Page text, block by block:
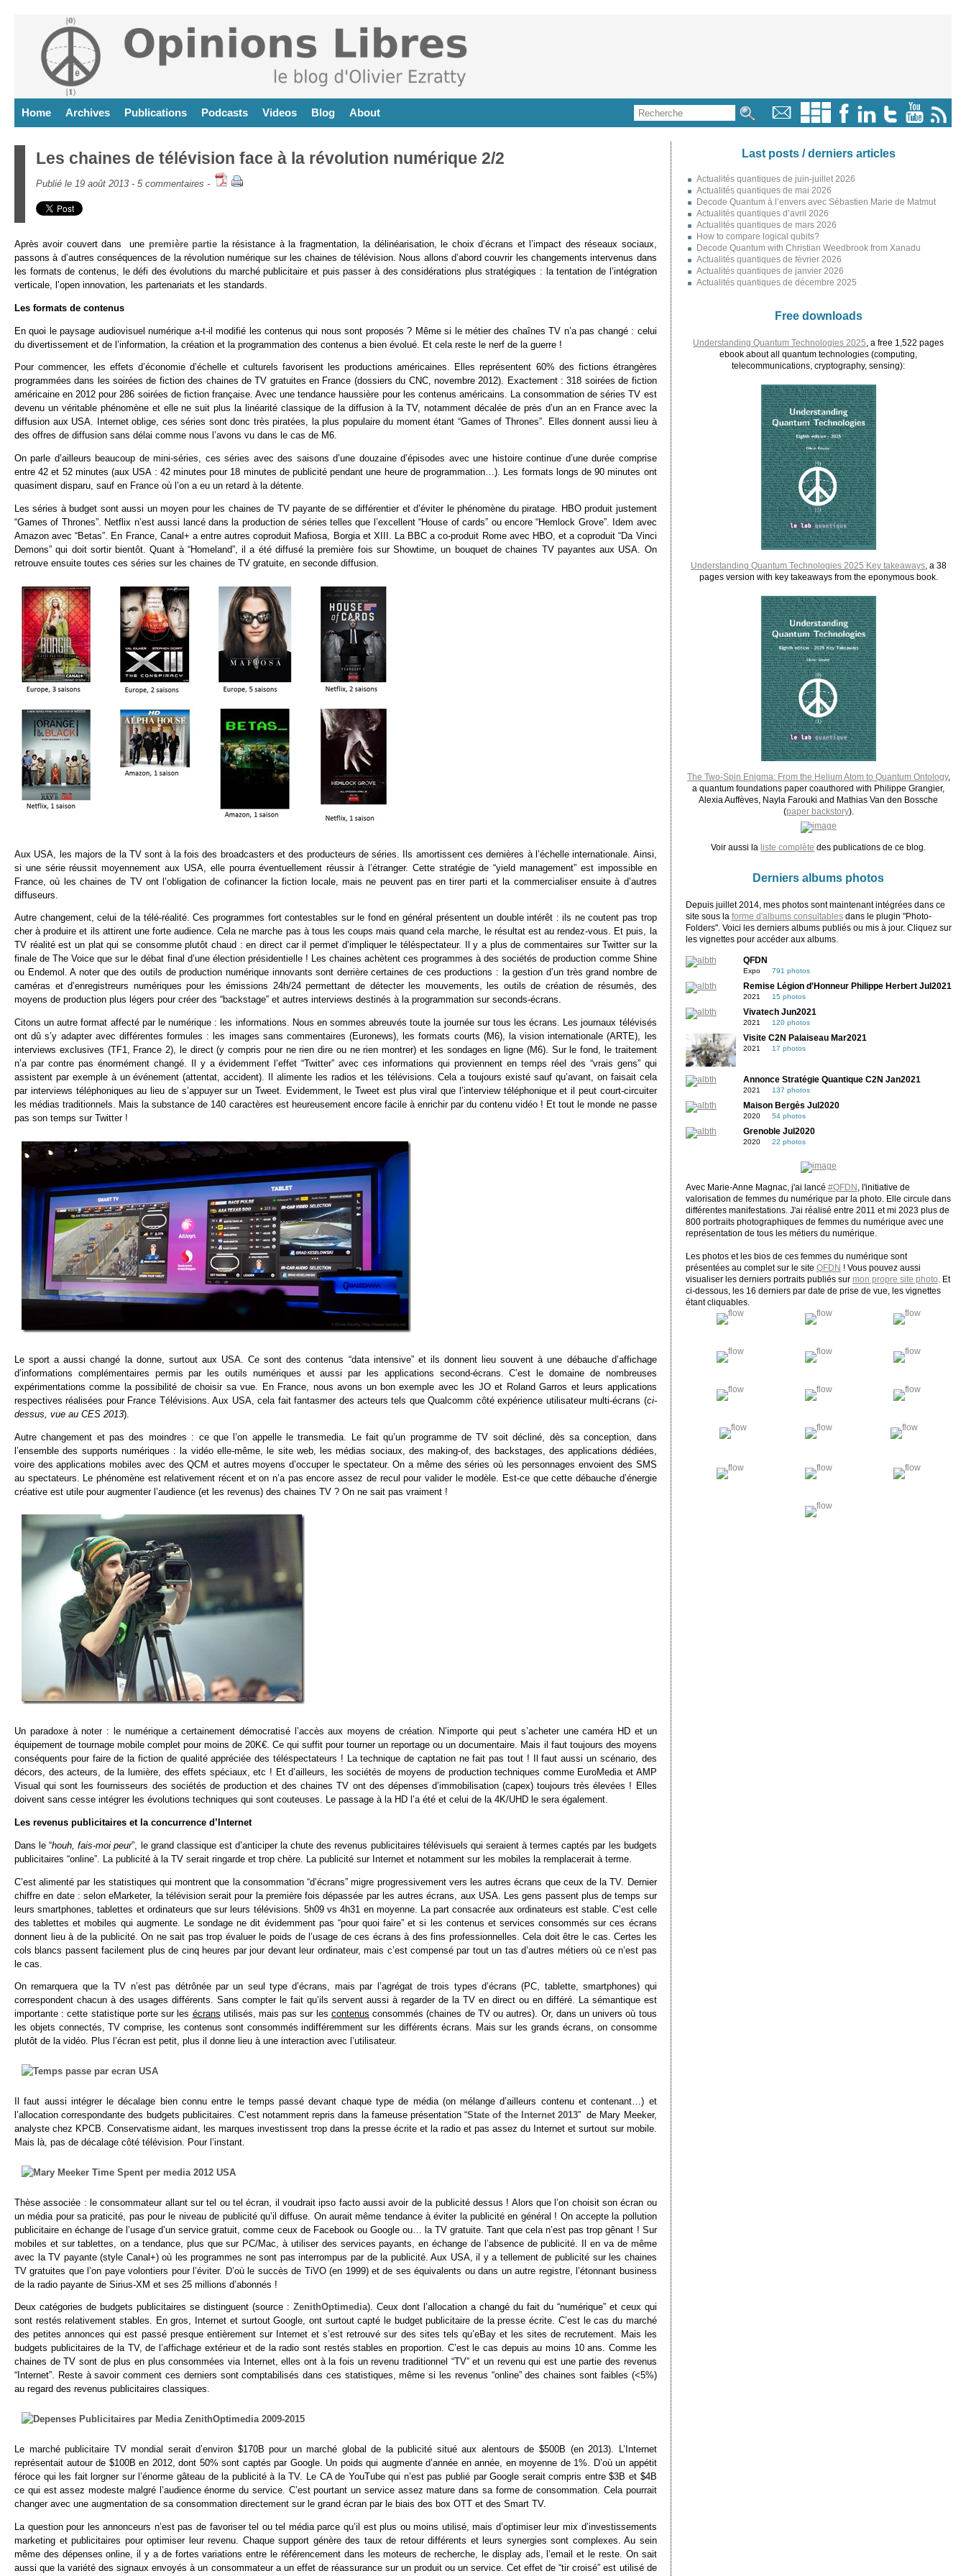
Home Archives Publications Podcasts Videos Blog About
Les chaines de télévision face à la révolution numérique 2/2
Publié le 19 août 2013 - 5 commentaires -
Après avoir couvert dans une première partie la résistance à la fragmentation, la délinéarisation, le choix d’écrans et l’impact des réseaux sociaux,
passons à d’autres conséquences de la révolution numérique sur les chaines de télévision. Nous allons d’abord couvrir les changements intervenus dans
les formats de contenus, le défi des évolutions du marché publicitaire et puis passer à des considérations plus stratégiques : la tentation de l’intégration
verticale, l’open innovation, les partenariats et les standards.
Les formats de contenus
En quoi le paysage audiovisuel numérique a-t-il modifié les contenus qui nous sont proposés ? Même si le métier des chaînes TV n’a pas changé : celui
du divertissement et de l’information, la création et la programmation des contenus a bien évolué. Et cela reste le nerf de la guerre !
Pour commencer, les effets d’économie d’échelle et culturels favorisent les productions américaines. Elles représentent 60% des fictions étrangères
programmées dans les soirées de fiction des chaines de TV gratuites en France (dossiers du CNC, novembre 2012). Exactement : 318 soirées de fiction
américaine en 2012 pour 286 soirées de fiction française. Avec une tendance haussière pour les contenus américains. La consommation de séries TV est
devenu un véritable phénomène et elle ne suit plus la linéarité classique de la diffusion à la TV, notamment décalée de près d’un an en France avec la
diffusion aux USA. Internet oblige, ces séries sont donc très piratées, la plus populaire du moment étant “Games of Thrones”. Elles donnent aussi lieu à
des offres de diffusion sans délai comme nous l’avons vu dans le cas de M6.
On parle d’ailleurs beaucoup de mini-séries, ces séries avec des saisons d’une douzaine d’épisodes avec une histoire continue d’une durée comprise
entre 42 et 52 minutes (aux USA : 42 minutes pour 18 minutes de publicité pendant une heure de programmation…). Les formats longs de 90 minutes ont
quasiment disparu, sauf en France où l’on a eu un retard à la détente.
Les séries à budget sont aussi un moyen pour les chaines de TV payante de se différentier et d’éviter le phénomène du piratage. HBO produit justement
“Games of Thrones”. Netflix n’est aussi lancé dans la production de séries telles que l’excellent “House of cards” ou encore “Hemlock Grove”. Idem avec
Amazon avec “Betas”. En France, Canal+ a entre autres coproduit Mafiosa, Borgia et XIII. La BBC a co-produit Rome avec HBO, et a coproduit “Da Vinci
Demons” qui doit sortir bientôt. Quant à “Homeland”, il a été diffusé la première fois sur Showtime, un bouquet de chaines TV payantes aux USA. On
retrouve ensuite toutes ces séries sur les chaines de TV gratuite, en seconde diffusion.
Aux USA, les majors de la TV sont à la fois des broadcasters et des producteurs de séries. Ils amortissent ces dernières à l’échelle internationale. Ainsi,
si une série réussit moyennement aux USA, elle pourra éventuellement réussir à l’étranger. Cette stratégie de “yield management” est impossible en
France, où les chaines de TV ont l’obligation de cofinancer la fiction locale, mais ne peuvent pas en tirer parti et la commercialiser ensuite à d’autres
diffuseurs.
Autre changement, celui de la télé-réalité. Ces programmes fort contestables sur le fond en général présentent un double intérêt : ils ne coutent pas trop
cher à produire et ils attirent une forte audience. Cela ne marche pas à tous les coups mais quand cela marche, le résultat est au rendez-vous. Et puis, la
TV réalité est un plat qui se consomme plutôt chaud : en direct car il permet d’impliquer le téléspectateur. Il y a plus de commentaires sur Twitter sur la
finale de The Voice que sur le débat final d’une élection présidentielle ! Les chaines achètent ces programmes à des sociétés de production comme Shine
ou Endemol. A noter que des outils de production numérique innovants sont derrière certaines de ces productions : la gestion d’un très grand nombre de
caméras et d’enregistreurs numériques pour les émissions 24h/24 permettant de détecter les mouvements, les outils de création de résumés, des
moyens de production plus légers pour créer des “backstage” et autres interviews destinés à la programmation sur seconds-écrans.
Citons un autre format affecté par le numérique : les informations. Nous en sommes abreuvés toute la journée sur tous les écrans. Les journaux télévisés
ont dû s’y adapter avec différentes formules : les images sans commentaires (Euronews), les formats courts (M6), la vision internationale (ARTE), les
interviews exclusives (TF1, France 2), le direct (y compris pour ne rien dire ou ne rien montrer) et les sondages en ligne (M6). Sur le fond, le traitement
n’a par contre pas énormément changé. Il y a évidemment l’effet “Twitter” avec ces informations qui proviennent en temps réel des “vrais gens” qui
assistent par exemple à un événement (attentat, accident). Il alimente les radios et les télévisions. Cela a toujours existé sauf qu’avant, on faisait cela
par interviews téléphoniques au lieu de s’appuyer sur un Tweet. Evidemment, le Tweet est plus viral que l’interview téléphonique et il peut court-circuiter
les médias traditionnels. Mais la substance de 140 caractères est heureusement encore facile à enrichir par du contenu vidéo ! Et tout le monde ne passe
pas son temps sur Twitter !
Le sport a aussi changé la donne, surtout aux USA. Ce sont des contenus “data intensive” et ils donnent lieu souvent à une débauche d’affichage
d’informations complémentaires permis par les outils numériques et aussi par les applications second-écrans. C’est le domaine de nombreuses
expérimentations comme la possibilité de choisir sa vue. En France, nous avons un bon exemple avec les JO et Roland Garros et leurs applications
respectives réalisées pour France Télévisions. Aux USA, cela fait fantasmer des acteurs tels que Qualcomm côté expérience utilisateur multi-écrans (ci-
dessus, vue au CES 2013).
Autre changement et pas des moindres : ce que l’on appelle le transmedia. Le fait qu’un programme de TV soit décliné, dès sa conception, dans
l’ensemble des supports numériques : la vidéo elle-même, le site web, les médias sociaux, des making-of, des backstages, des applications dédiées,
voire des applications mobiles avec des QCM et autres moyens d’occuper le spectateur. On a même des séries où les personnages envoient des SMS
au spectateurs. Le phénomène est relativement récent et on n’a pas encore assez de recul pour valider le modèle. Est-ce que cette débauche d’énergie
créative est utile pour augmenter l’audience (et les revenus) des chaines TV ? On ne sait pas vraiment !
Un paradoxe à noter : le numérique a certainement démocratisé l’accès aux moyens de création. N’importe qui peut s’acheter une caméra HD et un
équipement de tournage mobile complet pour moins de 20K€. Ce qui suffit pour tourner un reportage ou un documentaire. Mais il faut toujours des moyens
conséquents pour faire de la fiction de qualité appréciée des téléspectateurs ! La technique de captation ne fait pas tout ! Il faut aussi un scénario, des
décors, des acteurs, de la lumière, des effets spéciaux, etc ! Et d’ailleurs, les sociétés de moyens de production techniques comme EuroMedia et AMP
Visual qui sont les fournisseurs des sociétés de production et des chaines TV ont des dépenses d’immobilisation (capex) toujours très élevées ! Elles
doivent sans cesse intégrer les évolutions techniques qui sont couteuses. Le passage à la HD l’a été et celui de la 4K/UHD le sera également.
Les revenus publicitaires et la concurrence d’Internet
Dans le “houh, fais-moi peur”, le grand classique est d’anticiper la chute des revenus publicitaires télévisuels qui seraient à termes captés par les budgets
publicitaires “online”. La publicité à la TV serait ringarde et trop chère. La publicité sur Internet et notamment sur les mobiles la remplacerait à terme.
C’est alimenté par les statistiques qui montrent que la consommation “d’écrans” migre progressivement vers les autres écrans que ceux de la TV. Dernier
chiffre en date : selon eMarketer, la télévision serait pour la première fois dépassée par les autres écrans, aux USA. Les gens passent plus de temps sur
leurs smartphones, tablettes et ordinateurs que sur leurs télévisions. 5h09 vs 4h31 en moyenne. La part consacrée aux ordinateurs est stable. C’est celle
des tablettes et mobiles qui augmente. Le sondage ne dit évidemment pas “pour quoi faire” et si les contenus et services consommés sur ces écrans
donnent lieu à de la publicité. On ne sait pas trop évaluer le poids de l’usage de ces écrans à des fins professionnelles. Cela doit être le cas. Certes les
cols blancs passent facilement plus de cinq heures par jour devant leur ordinateur, mais c’est compensé par tout un tas d’autres métiers où ce n’est pas
le cas.
On remarquera que la TV n’est pas détrônée par un seul type d’écrans, mais par l’agrégat de trois types d’écrans (PC, tablette, smartphones) qui
correspondent chacun à des usages différents. Sans compter le fait qu’ils servent aussi à regarder de la TV en direct ou en différé. La sémantique est
importante : cette statistique porte sur les écrans utilisés, mais pas sur les contenus consommés (chaines de TV ou autres). Or, dans un univers où tous
les objets connectés, TV comprise, les contenus sont consommés indifféremment sur les différents écrans. Mais sur les grands écrans, on consomme
plutôt de la vidéo. Plus l’écran est petit, plus il donne lieu à une interaction avec l’utilisateur.
Il faut aussi intégrer le décalage bien connu entre le temps passé devant chaque type de média (on mélange d’ailleurs contenu et contenant…) et
l’allocation correspondante des budgets publicitaires. C’est notamment repris dans la fameuse présentation “State of the Internet 2013” de Mary Meeker,
analyste chez KPCB. Conservatisme aidant, les marques investissent trop dans la presse écrite et la radio et pas assez du Internet et surtout sur mobile.
Mais là, pas de décalage côté télévision. Pour l’instant.
Thèse associée : le consommateur allant sur tel ou tel écran, il voudrait ipso facto aussi avoir de la publicité dessus ! Alors que l’on choisit son écran ou
un média pour sa praticité, pas pour le niveau de publicité qu’il diffuse. On aurait même tendance à éviter la publicité en général ! On accepte la pollution
publicitaire en échange de l’usage d’un service gratuit, comme ceux de Facebook ou Google ou… la TV gratuite. Tant que cela n’est pas trop gênant ! Sur
mobiles et sur tablettes, on a tendance, plus que sur PC/Mac, à utiliser des services payants, en échange de l’absence de publicité. Il en va de même
avec la TV payante (style Canal+) où les programmes ne sont pas interrompus par de la publicité. Aux USA, il y a tellement de publicité sur les chaines
TV gratuites que l’on paye volontiers pour l’éviter. D’où le succès de TiVO (en 1999) et de ses équivalents ou dans un autre registre, l’étonnant business
de la radio payante de Sirius-XM et ses 25 millions d’abonnés !
Deux catégories de budgets publicitaires se distinguent (source : ZenithOptimedia). Ceux dont l’allocation a changé du fait du “numérique” et ceux qui
sont restés relativement stables. En gros, Internet et surtout Google, ont surtout capté le budget publicitaire de la presse écrite. C’est le cas du marché
des petites annonces qui est passé presque entièrement sur Internet et s’est retrouvé sur des sites tels qu’eBay et les sites de recrutement. Mais les
budgets publicitaires de la TV, de l’affichage extérieur et de la radio sont restés stables en proportion. C’est le cas depuis au moins 10 ans. Comme les
chaines de TV sont de plus en plus consommées via Internet, elles ont à la fois un revenu traditionnel “TV” et un revenu qui est une partie des revenus
“Internet”. Reste à savoir comment ces derniers sont comptabilisés dans ces statistiques, même si les revenus “online” des chaines sont faibles (<5%)
au regard des revenus publicitaires classiques.
Le marché publicitaire TV mondial serait d’environ $170B pour un marché global de la publicité situé aux alentours de $500B (en 2013). L’Internet
représentait autour de $100B en 2012, dont 50% sont captés par Google. Un poids qui augmente d’année en année, en moyenne de 1%. D’où un appétit
féroce qui les fait lorgner sur l’énorme gâteau de la publicité à la TV. Le CA de YouTube qui n’est pas publié par Google serait compris entre $3B et $4B
ce qui est assez modeste malgré l’audience énorme du service. C’est pourtant un service assez mature dans sa forme de consommation. Cela pourrait
changer avec une augmentation de sa consommation directement sur le grand écran par le biais des box OTT et des Smart TV.
La question pour les annonceurs n’est pas de favoriser tel ou tel média parce qu’il est plus ou moins utilisé, mais d’optimiser leur mix d’investissements
marketing et publicitaires pour optimiser leur revenu. Chaque support génère des taux de retour différents et leurs synergies sont complexes. Au sein
même des dépenses online, il y a de fortes variations entre le référencement dans les moteurs de recherche, le display ads, l’email et le reste. On sait
aussi que la variété des signaux envoyés à un consommateur a un effet de réassurance sur un produit ou un service. Cet effet de “tir croisé” est utilisé de
Last posts / derniers articles
Actualités quantiques de juin-juillet 2026
Actualités quantiques de mai 2026
Decode Quantum à l’envers avec Sébastien Marie de Matmut
Actualités quantiques d’avril 2026
Actualités quantiques de mars 2026
How to compare logical qubits?
Decode Quantum with Christian Weedbrook from Xanadu
Actualités quantiques de février 2026
Actualités quantiques de janvier 2026
Actualités quantiques de décembre 2025
Free downloads
Understanding Quantum Technologies 2025 , a free 1,522 pages
ebook about all quantum technologies (computing,
telecommunications, cryptography, sensing):
Understanding Quantum Technologies 2025 Key takeaways, a 38
pages version with key takeaways from the eponymous book.
The Two-Spin Enigma: From the Helium Atom to Quantum Ontology,
a quantum foundations paper coauthored with Philippe Grangier,
Alexia Auffèves, Nayla Farouki and Mathias Van den Bossche
(paper backstory).
Voir aussi la liste complète des publications de ce blog.
Derniers albums photos
Depuis juillet 2014, mes photos sont maintenant intégrées dans ce
site sous la forme d'albums consultablesdans le plugin "Photo-
Folders". Voici les derniers albums publiés ou mis à jour. Cliquez sur
les vignettes pour accéder aux albums.
QFDN
Expo 791 photos
Remise Légion d'Honneur Philippe Herbert Jul2021
2021 15 photos
Vivatech Jun2021
2021 120 photos
Visite C2N Palaiseau Mar2021
2021 17 photos
Annonce Stratégie Quantique C2N Jan2021
2021 137 photos
Maison Bergès Jul2020
2020 54 photos
Grenoble Jul2020
2020 22 photos
Avec Marie-Anne Magnac, j'ai lancé #QFDN
, l'initiative de
valorisation de femmes du numérique par la photo. Elle circule dans
différentes manifestations. J'ai réalisé entre 2011 et mi 2023 plus de
800 portraits photographiques de femmes du numérique avec une
représentation de tous les métiers du numérique.
Les photos et les bios de ces femmes du numérique sont
présentées au complet sur le site QFDN ! Vous pouvez aussi
visualiser les derniers portraits publiés sur mon propre site photo . Et
ci-dessous, les 16 derniers par date de prise de vue, les vignettes
étant cliquables.